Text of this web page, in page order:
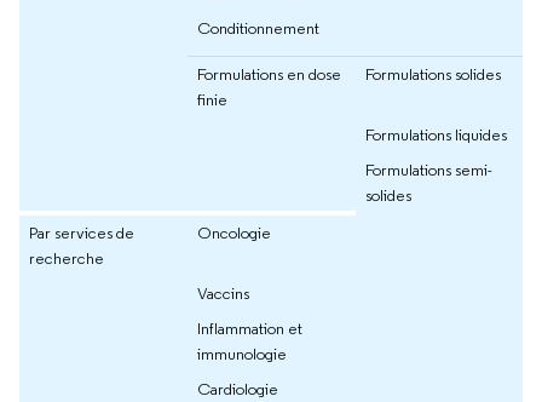
Conditionnement
Formulations en dose
finie
Formulations solides
Formulations liquides
Formulations semi-
solides
Par services de
recherche
Oncologie
Vaccins
Inflammation et
immunologie
Cardiologie